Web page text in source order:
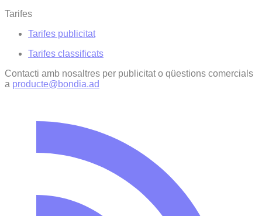
Tarifes
Tarifes publicitat
Tarifes classificats
Contacti amb nosaltres per publicitat o qüestions comercials
a producte@bondia.ad